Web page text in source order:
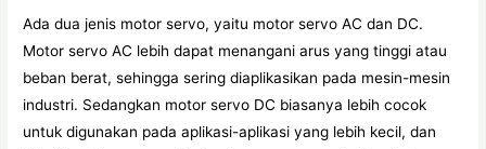
Ada dua jenis motor servo, yaitu motor servo AC dan DC.
Motor servo AC lebih dapat menangani arus yang tinggi atau
beban berat, sehingga sering diaplikasikan pada mesin-mesin
industri. Sedangkan motor servo DC biasanya lebih cocok
untuk digunakan pada aplikasi-aplikasi yang lebih kecil, dan